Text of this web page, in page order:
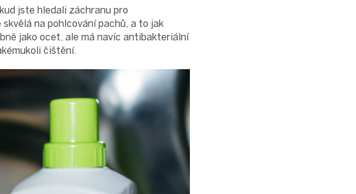
jste hledali záchranu pro
na pohlcování pachů, a to jak
jako ocet, ale má navíc antibakteriální
čištění.